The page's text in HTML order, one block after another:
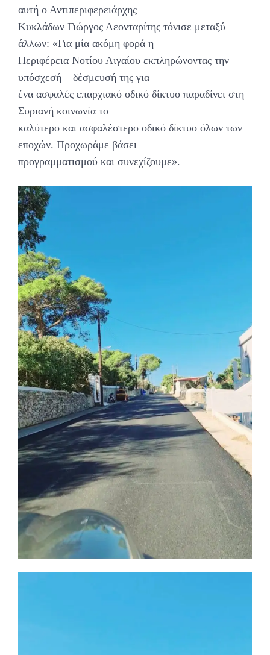
αυτή ο Αντιπεριφερειάρχης
Κυκλάδων Γιώργος Λεονταρίτης τόνισε μεταξύ
άλλων: «Για μία ακόμη φορά η
Περιφέρεια Νοτίου Αιγαίου εκπληρώνοντας την
υπόσχεσή – δέσμευσή της για
ένα ασφαλές επαρχιακό οδικό δίκτυο παραδίνει στη
Συριανή κοινωνία το
καλύτερο και ασφαλέστερο οδικό δίκτυο όλων των
εποχών. Προχωράμε βάσει
προγραμματισμού και συνεχίζουμε».